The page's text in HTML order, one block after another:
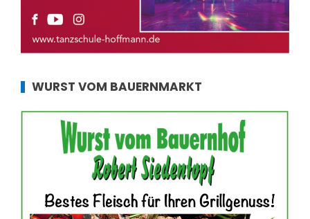
WURST VOM BAUERNMARKT